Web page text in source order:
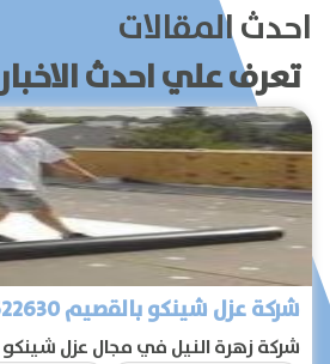
احدث المقالات
تعرف علي احدث
شركة عزل شينكو بالقصيم 0548622630
شركة زهرة النيل في مجال عزل